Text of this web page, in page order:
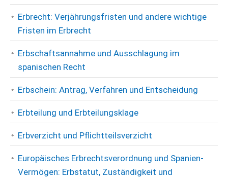
Erbrecht: Verjährungsfristen und andere wichtige
Fristen im Erbrecht
Erbschaftsannahme und Ausschlagung im
spanischen Recht
Erbschein: Antrag, Verfahren und Entscheidung
Erbteilung und Erbteilungsklage
Erbverzicht und Pflichtteilsverzicht
Europäisches Erbrechtsverordnung und Spanien-
Vermögen: Erbstatut, Zuständigkeit und